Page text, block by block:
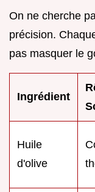
On ne cherche
précision.
pas masquer le
Ingrédient
Huile
d'olive